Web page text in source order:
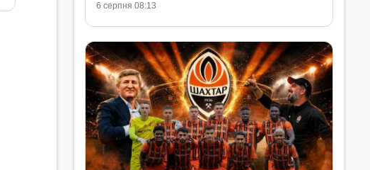
6 серпня 08:13